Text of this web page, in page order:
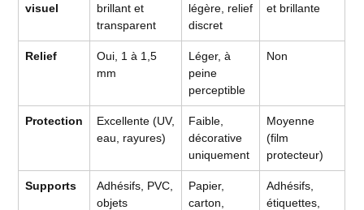
visuel
brillant et
transparent
légère, relief
discret
et brillante
Relief
Oui, 1 à 1,5
mm
Léger, à
peine
perceptible
Non
Protection
Excellente (UV,
eau, rayures)
Faible,
décorative
uniquement
Moyenne
(film
protecteur)
Supports
Adhésifs, PVC,
objets
Papier,
carton,
Adhésifs,
étiquettes,